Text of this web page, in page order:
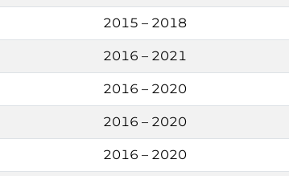
2015 – 2018
2016 – 2021
2016 – 2020
2016 – 2020
2016 – 2020